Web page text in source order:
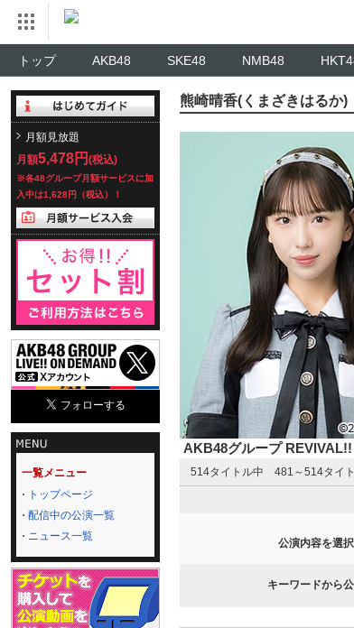
トップ AKB48 SKE48 NMB48
月額見放題
月額5,478円 (税込)
※各48グループ月額サービスに加
入中は1,628円（税込）！
一覧メニュー
トップページ
配信中の公演一覧
ニュース一覧
熊崎晴香(くまざきはる
AKB48グループ
514タイトル中 481～514タイ
公演内容を選
キーワードから